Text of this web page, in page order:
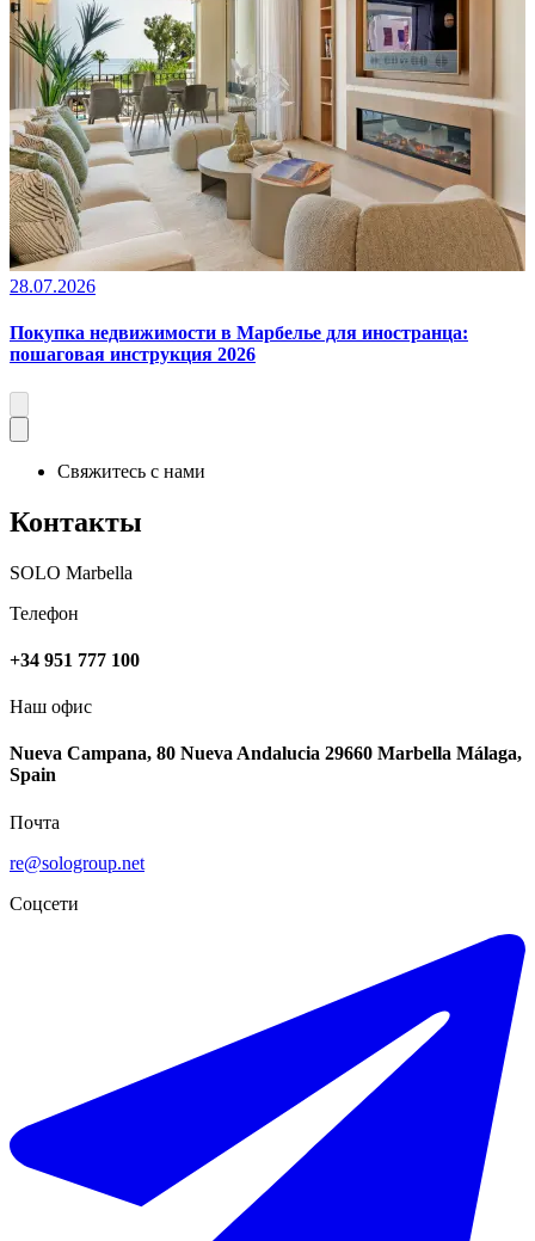
28.07.2026
Покупка недвижимости в Марбелье для иностранца:
пошаговая инструкция 2026
Свяжитесь с нами
Контакты
SOLO Marbella
Телефон
+34 951 777 100
Наш офис
Nueva Campana, 80 Nueva Andalucia 29660 Marbella Málaga,
Spain
Почта
re@sologroup.net
Соцсети